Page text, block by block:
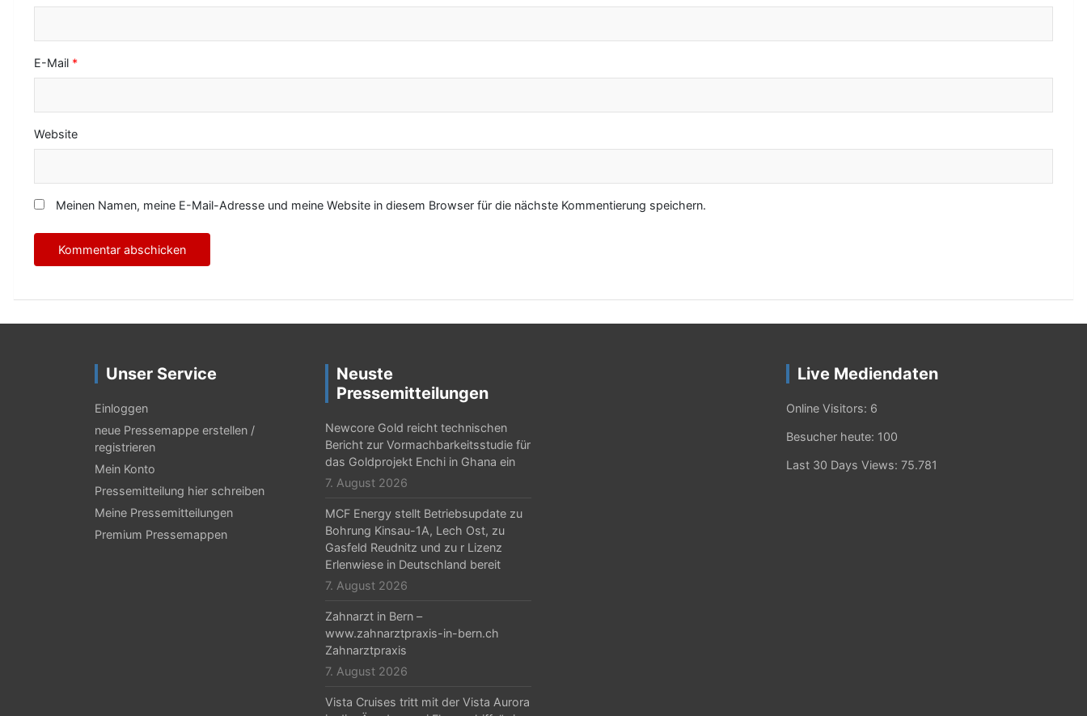
E-Mail *
Website
Meinen Namen, meine E-Mail-Adresse und meine Website in diesem Browser für die nächste Kommentierung speichern.
Unser Service
Einloggen
neue Pressemappe erstellen /
registrieren
Mein Konto
Pressemitteilung hier schreiben
Meine Pressemitteilungen
Premium Pressemappen
Neuste
Pressemitteilungen
Newcore Gold reicht technischen
Bericht zur Vormachbarkeitsstudie für
das Goldprojekt Enchi in Ghana ein
7. August 2026
MCF Energy stellt Betriebsupdate zu
Bohrung Kinsau-1A, Lech Ost, zu
Gasfeld Reudnitz und zu r Lizenz
Erlenwiese in Deutschland bereit
7. August 2026
Zahnarzt in Bern –
www.zahnarztpraxis-in-bern.ch
Zahnarztpraxis
7. August 2026
Vista Cruises tritt mit der Vista Aurora
Live Mediendaten
Online Visitors: 6
Besucher heute: 100
Last 30 Days Views: 75.781